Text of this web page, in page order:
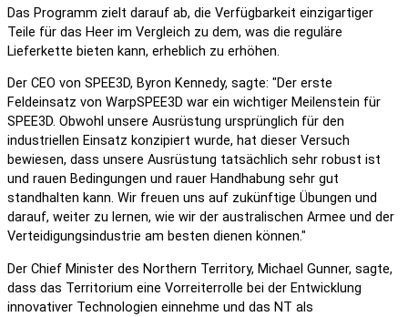
Das Programm zielt darauf ab, die Verfügbarkeit einzigartiger
Teile für das Heer im Vergleich zu dem, was die reguläre
Lieferkette bieten kann, erheblich zu erhöhen.
Der CEO von SPEE3D, Byron Kennedy, sagte: "Der erste
Feldeinsatz von WarpSPEE3D war ein wichtiger Meilenstein für
SPEE3D. Obwohl unsere Ausrüstung ursprünglich für den
industriellen Einsatz konzipiert wurde, hat dieser Versuch
bewiesen, dass unsere Ausrüstung tatsächlich sehr robust ist
und rauen Bedingungen und rauer Handhabung sehr gut
standhalten kann. Wir freuen uns auf zukünftige Übungen und
darauf, weiter zu lernen, wie wir der australischen Armee und der
Verteidigungsindustrie am besten dienen können."
Der Chief Minister des Northern Territory, Michael Gunner, sagte,
dass das Territorium eine Vorreiterrolle bei der Entwicklung
innovativer Technologien einnehme und das NT als